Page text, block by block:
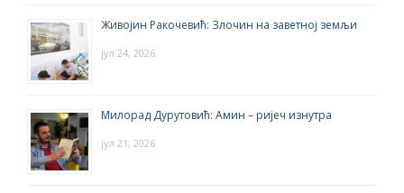
Живојин Ракочевић: Злочин на заветној земљи
јул 24, 2026
Милорад Дурутовић: Амин – ријеч изнутра
јул 21, 2026